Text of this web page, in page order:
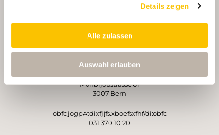
Details zeigen
Alle zulassen
Auswahl erlauben
PARTNER
Monbijoustrasse 61
3007 Bern
obfc:jogpAtdixfj{fs.xboefsxfhf/di:obfc
031 370 10 20